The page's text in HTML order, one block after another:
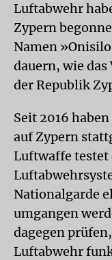
Luftabwehr
Zypern
Namen
dauern, wie
der Republik
Seit 2016
auf Zypern
Luftwaffe testet
Nationalgarde
umgangen
dagegen
Luftabwehr